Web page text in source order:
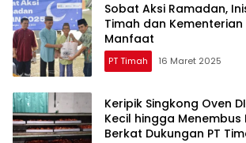
Sobat Aksi Ramadan,
Timah dan Kementerian
Manfaat
PT Timah 16 Maret 2025
Keripik Singkong Oven
Kecil hingga Menembus
Berkat Dukungan PT